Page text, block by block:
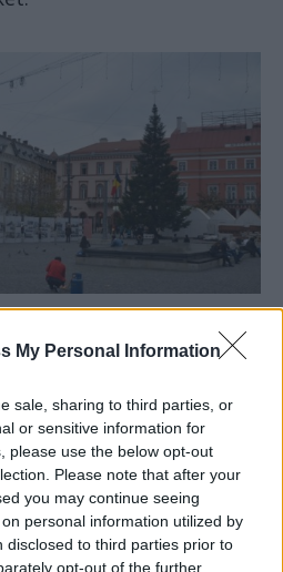
My Personal Information
sale, sharing to third parties, or
or sensitive information for
please use the below opt-out
Please note that after your
you may continue seeing
personal information utilized by
disclosed to third parties prior to
opt-out of the further
főterén már van
valamint egy
hevíti a
november 13-án?? Kis